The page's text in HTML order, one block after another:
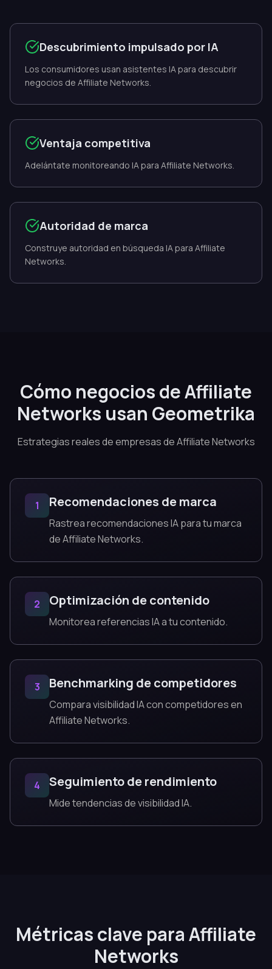
Descubrimiento impulsado por IA
Los consumidores usan asistentes IA para descubrir
negocios de Affiliate Networks.
Ventaja competitiva
Adelántate monitoreando IA para Affiliate Networks.
Autoridad de marca
Construye autoridad en búsqueda IA para Affiliate
Networks.
Cómo negocios de Affiliate
Networks usan Geometrika
Estrategias reales de empresas de Affiliate Networks
1 Recomendaciones de marca
Rastrea recomendaciones IA para tu marca
de Affiliate Networks.
2 Optimización de contenido
Monitorea referencias IA a tu contenido.
3 Benchmarking de competidores
Compara visibilidad IA con competidores en
Affiliate Networks.
4 Seguimiento de rendimiento
Mide tendencias de visibilidad IA.
Métricas clave para Affiliate
Networks